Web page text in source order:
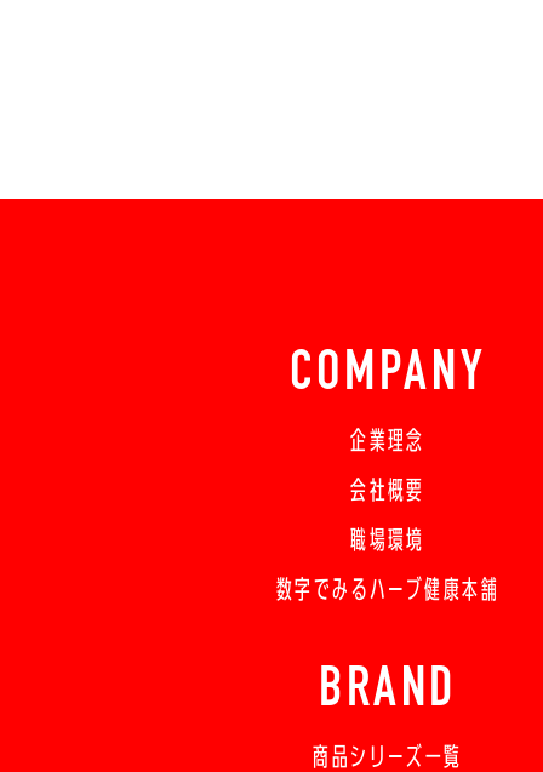
COMPANY
企業理念
会社概要
職場環境
数字でみるハーブ健康本舗
BRAND
商品シリーズ一覧